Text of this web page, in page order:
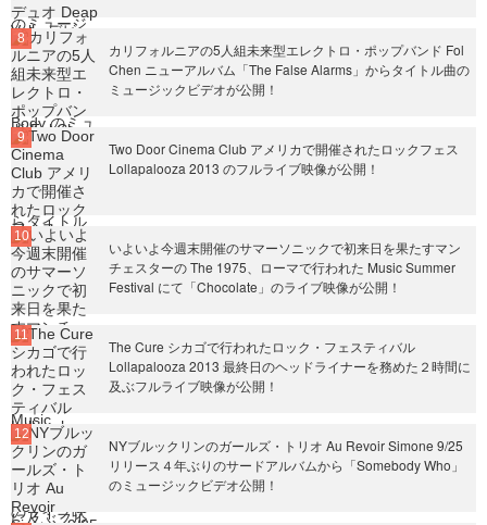
カリフォルニアの5人組未来型エレクトロ・ポップバンド Fol
Chen ニューアルバム「The False Alarms」からタイトル曲の
ミュージックビデオが公開！
Two Door Cinema Club アメリカで開催されたロックフェス
Lollapalooza 2013 のフルライブ映像が公開！
いよいよ今週末開催のサマーソニックで初来日を果たすマン
チェスターの The 1975、ローマで行われた Music Summer
Festival にて「Chocolate」のライブ映像が公開！
The Cure シカゴで行われたロック・フェスティバル
Lollapalooza 2013 最終日のヘッドライナーを務めた２時間に
及ぶフルライブ映像が公開！
NYブルックリンのガールズ・トリオ Au Revoir Simone 9/25
リリース４年ぶりのサードアルバムから「Somebody Who」
のミュージックビデオ公開！